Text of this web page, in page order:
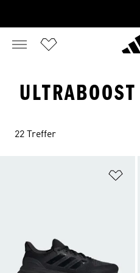
22 Treffer